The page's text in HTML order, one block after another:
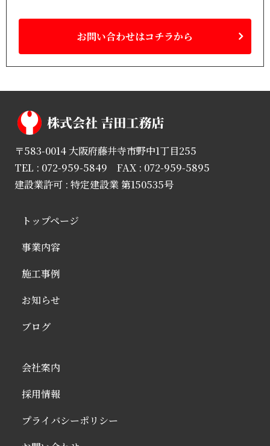
お問い合わせはコチラから
〒583-0014 大阪府藤井寺市野中1丁目255
TEL : 072-959-5849 FAX : 072-959-5895
建設業許可 : 特定建設業 第150535号
トップページ
事業内容
施工事例
お知らせ
ブログ
会社案内
採用情報
プライバシーポリシー